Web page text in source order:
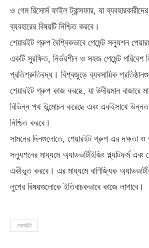
ও গেম রিসোর্স ফাইল ট্রান্সফার, যা
ব্যবহারের বিষয়টি নিশ্চিত করবে।
শেয়ারইট গ্রুপ বৈশ্বিকভাবে পেমেন্ট সল্যুশন
একটি সুরক্ষিত, নির্ভরশীল ও সহজ পেমেন্ট পরিবেশ
প্রতিশ্রুতিবদ্ধ। বিশ্বজুড়ে ব্যবসায়িক
শেয়ারইট গ্রুপ কাজ করছে, যা উদীয়মান বাজারে
বিভিন্ন পথ উন্মোচন করেছে এবং একইসাথে উন্নত
নিশ্চিত করবে।
সামনের দিনগুলোতে, শেয়ারইট গ্রুপ এর দক্ষতা ও
সল্যুশনের মাধ্যমে অ্যাডভার্টাইজিং প্ল্যাটফর্ম এবং
একীভূত করবে। এর মাধ্যমে বাণিজ্যিক
লুপের বিষয়গুলোকে ইতিবাচকভাবে কাজে লাগাবে।
শেয়ারইট